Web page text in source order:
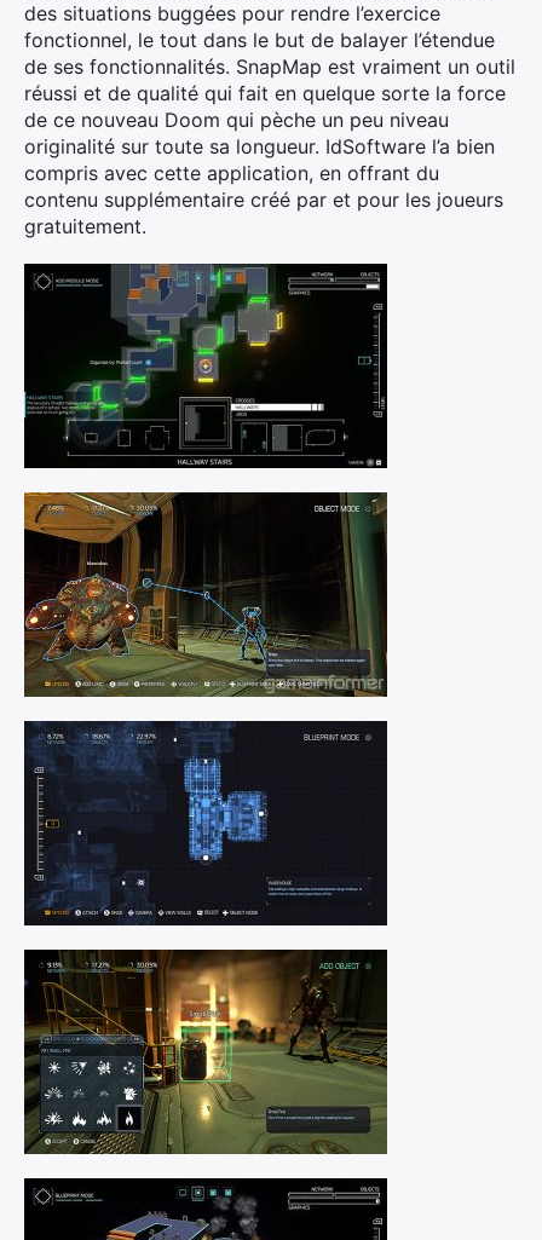
des situations buggées pour rendre l’exercice
fonctionnel, le tout dans le but de balayer l’étendue
de ses fonctionnalités. SnapMap est vraiment un outil
réussi et de qualité qui fait en quelque sorte la force
de ce nouveau Doom qui pèche un peu niveau
originalité sur toute sa longueur. IdSoftware l’a bien
compris avec cette application, en offrant du
contenu supplémentaire créé par et pour les joueurs
gratuitement.